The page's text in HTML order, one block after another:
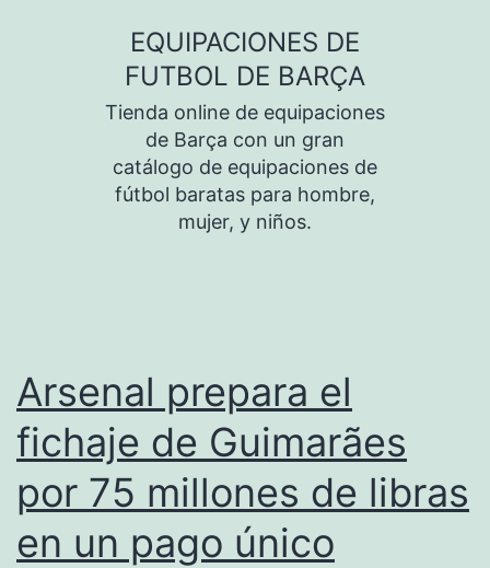
EQUIPACIONES DE
FUTBOL DE BARÇA
Tienda online de equipaciones
de Barça con un gran
catálogo de equipaciones de
fútbol baratas para hombre,
mujer, y niños.
Arsenal prepara el
fichaje de Guimarães
por 75 millones de libras
en un pago único